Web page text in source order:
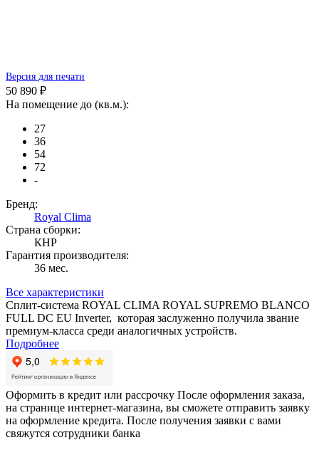
Версия для печати
50 890 ₽
На помещение до (кв.м.):
27
36
54
72
-
Бренд:
Royal Clima
Страна сборки:
КНР
Гарантия производителя:
36 мес.
Все характеристики
Сплит-система ROYAL CLIMA ROYAL SUPREMO BLANCO
FULL DC EU Inverter, которая заслуженно получила звание
премиум-класса среди аналогичных устройств.
Подробнее
Оформить в кредит или рассрочку После оформления заказа,
на странице интернет-магазина, вы сможете отправить заявку
на оформление кредита. После получения заявки с вами
свяжутся сотрудники банка